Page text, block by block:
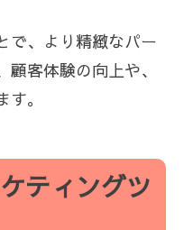
で、より精緻なパー
客体験の向上や、
。
ティングツ